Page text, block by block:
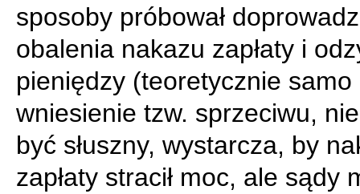
sposoby próbował
obalenia nakazu zapłaty i
pieniędzy (teoretycznie samo
wniesienie tzw. sprzeciwu,
być słuszny, wystarcza, by
zapłaty stracił moc, ale sądy